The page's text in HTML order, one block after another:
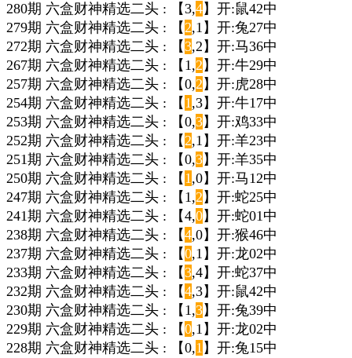
280期 六盒财神精选二头 : 【3,4】开:鼠42中
279期 六盒财神精选二头 : 【2,1】开:兔27中
272期 六盒财神精选二头 : 【3,2】开:马36中
267期 六盒财神精选二头 : 【1,2 】开:牛29中
257期 六盒财神精选二头 : 【0,2 】开:虎28中
254期 六盒财神精选二头 : 【 1,3】开:牛17中
253期 六盒财神精选二头 : 【0,3】开:鸡33中
252期 六盒财神精选二头 : 【2,1】开:羊23中
251期 六盒财神精选二头 : 【0,3】开:羊35中
250期 六盒财神精选二头 : 【 1,0】开:马12中
247期 六盒财神精选二头 : 【1,2 】开:蛇25中
241期 六盒财神精选二头 : 【4,0】开:蛇01中
238期 六盒财神精选二头 : 【4,0】开:猴46中
237期 六盒财神精选二头 : 【0,1】开:龙02中
233期 六盒财神精选二头 : 【3,4】开:蛇37中
232期 六盒财神精选二头 : 【4,3】开:鼠42中
230期 六盒财神精选二头 : 【1,3】开:兔39中
229期 六盒财神精选二头 : 【0,1】开:龙02中
228期 六盒财神精选二头 : 【0,1 】开:兔15中